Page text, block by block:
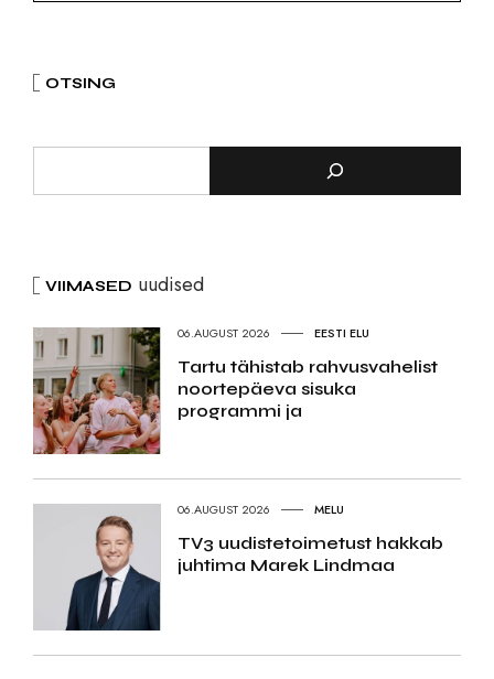
OTSING
VIIMASED uudised
06.AUGUST 2026 EESTI ELU
Tartu tähistab rahvusvahelist
noortepäeva sisuka
programmi ja
06.AUGUST 2026 MELU
TV3 uudistetoimetust hakkab
juhtima Marek Lindmaa